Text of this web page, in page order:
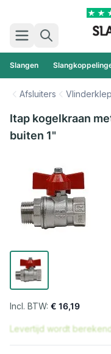
Zoek
Slangen
Afsluiters
Itap kogelkraan
buiten 1"
€ 16,19
Levertijd wordt